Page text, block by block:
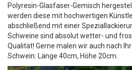
Polyresin-Glasfaser-Gemisch
werden diese mit hochwertigen
abschließend mit einer
Schweine sind absolut wetter- und
Qualität! Gerne malen wir auch nach
Schwein: Länge 40cm, Höhe 20cm.